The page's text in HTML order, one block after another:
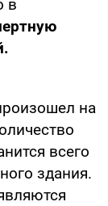
в
на
всего
здания.